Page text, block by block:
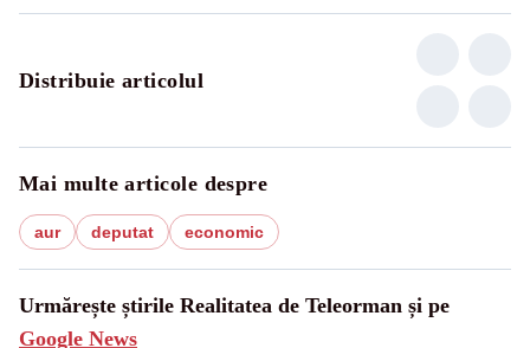
Distribuie articolul
Mai multe articole despre
aur deputat economic
Urmărește știrile Realitatea de Teleorman și pe
Google News